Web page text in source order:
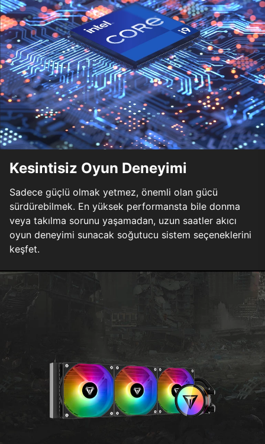
Kesintisiz Oyun Deneyimi
Sadece güçlü olmak yetmez, önemli olan gücü
sürdürebilmek. En yüksek performansta bile donma
veya takılma sorunu yaşamadan, uzun saatler akıcı
oyun deneyimi sunacak soğutucu sistem seçeneklerini
keşfet.